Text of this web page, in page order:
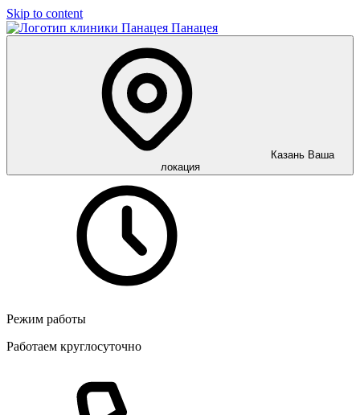
Skip to content
Панацея
Казань Ваша
локация
Режим работы
Работаем круглосуточно